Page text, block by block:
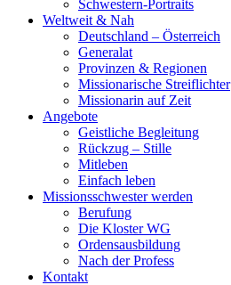
Schwestern-Portraits
Weltweit & Nah
Deutschland – Österreich
Generalat
Provinzen & Regionen
Missionarische Streiflichter
Missionarin auf Zeit
Angebote
Geistliche Begleitung
Rückzug – Stille
Mitleben
Einfach leben
Missionsschwester werden
Berufung
Die Kloster WG
Ordensausbildung
Nach der Profess
Kontakt